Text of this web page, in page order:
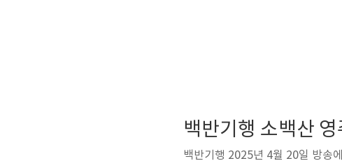
백반기행 소백산
백반기행 2025년 4월 20일 방송